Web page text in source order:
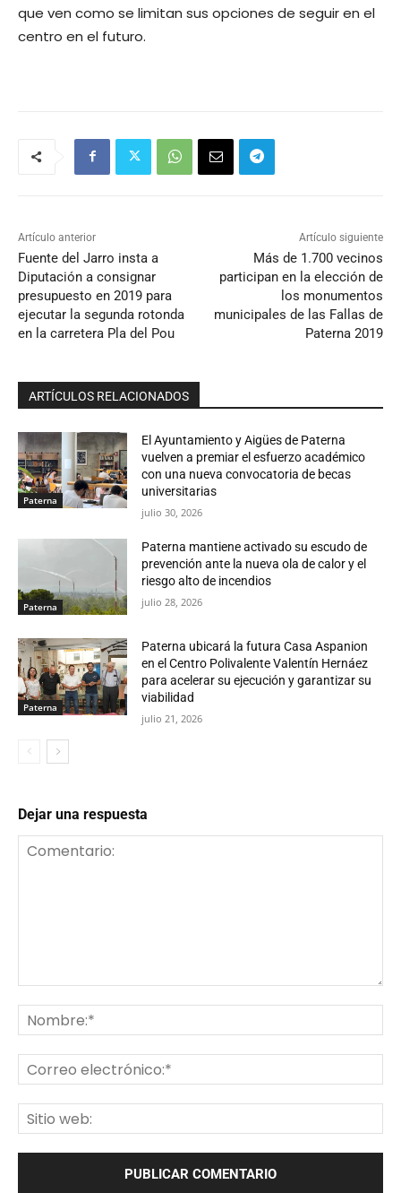
que ven como se limitan sus opciones de seguir en el
centro en el futuro.
Artículo anterior
Fuente del Jarro insta a
Diputación a consignar
presupuesto en 2019 para
ejecutar la segunda rotonda
en la carretera Pla del Pou
Artículo siguiente
Más de 1.700 vecinos
participan en la elección de
los monumentos
municipales de las Fallas de
Paterna 2019
ARTÍCULOS RELACIONADOS
Paterna
El Ayuntamiento y Aigües de Paterna
vuelven a premiar el esfuerzo académico
con una nueva convocatoria de becas
universitarias
julio 30, 2026
Paterna
Paterna mantiene activado su escudo de
prevención ante la nueva ola de calor y el
riesgo alto de incendios
julio 28, 2026
Paterna
Paterna ubicará la futura Casa Aspanion
en el Centro Polivalente Valentín Hernáez
para acelerar su ejecución y garantizar su
viabilidad
julio 21, 2026
Dejar una respuesta